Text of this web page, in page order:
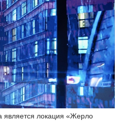
является локация «Жерло